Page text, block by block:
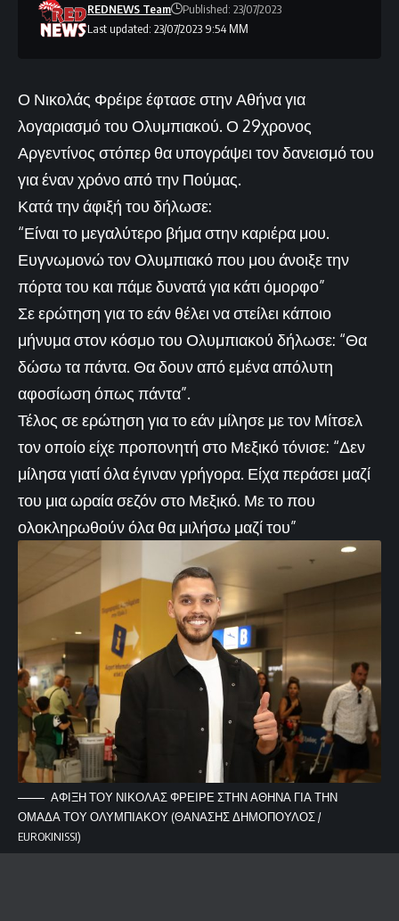
Last updated: 23/07/2023 9:54 ΜΜ
REDNEWS Team Published: 23/07/2023
Ο Νικολάς Φρέιρε έφτασε στην Αθήνα για
λογαριασμό του Ολυμπιακού. Ο 29χρονος
Αργεντίνος στόπερ θα υπογράψει τον δανεισμό του
για έναν χρόνο από την Πούμας.
Κατά την άφιξή του δήλωσε:
“Είναι το μεγαλύτερο βήμα στην καριέρα μου.
Ευγνωμονώ τον Ολυμπιακό που μου άνοιξε την
πόρτα του και πάμε δυνατά για κάτι όμορφο”
Σε ερώτηση για το εάν θέλει να στείλει κάποιο
μήνυμα στον κόσμο του Ολυμπιακού δήλωσε: “Θα
δώσω τα πάντα. Θα δουν από εμένα απόλυτη
αφοσίωση όπως πάντα”.
Τέλος σε ερώτηση για το εάν μίλησε με τον Μίτσελ
τον οποίο είχε προπονητή στο Μεξικό τόνισε: “Δεν
μίλησα γιατί όλα έγιναν γρήγορα. Είχα περάσει μαζί
του μια ωραία σεζόν στο Μεξικό. Με το που
ολοκληρωθούν όλα θα μιλήσω μαζί του”
ΑΦΙΞΗ ΤΟΥ ΝΙΚΟΛΑΣ ΦΡΕΙΡΕ ΣΤΗΝ ΑΘΗΝΑ ΓΙΑ ΤΗΝ
ΟΜΑΔΑ ΤΟΥ ΟΛΥΜΠΙΑΚΟΥ (ΘΑΝΑΣΗΣ ΔΗΜΟΠΟΥΛΟΣ /
EUROKINISSI)